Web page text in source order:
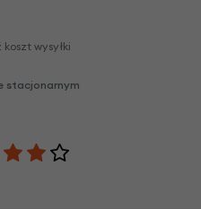
wysyłki
stacjonarnym